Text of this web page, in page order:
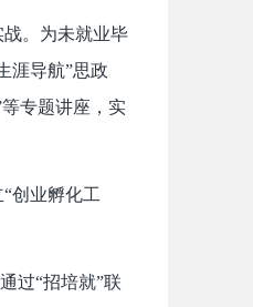
。为未就业毕
涯导航”思政
专题讲座，实
创业孵化工
过“招培就”联